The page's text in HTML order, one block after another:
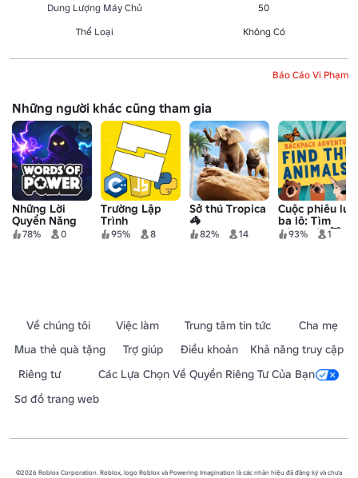
Dung Lượng Máy Chủ
50
Thể Loại
Không Có
Báo Cáo Vi Phạm
Những người khác cũng tham gia
Những Lời
Quyền Năng
78% 0
Trường Lập
Trình
95% 8
Sở thú Tropica
🦓
82% 14
Cuộc phiêu lưu
ba lô: Tìm
động vật 🐻
93% 1
Về chúng tôi Việc làm Trung tâm tin tức
Cha mẹ
Mua thẻ quà tặng
Trợ giúp Điều khoản
Khả năng truy cập
Riêng tư
Các Lựa Chọn Về Quyền Riêng Tư Của Bạn
Sơ đồ trang web
©2026 Roblox Corporation. Roblox, logo Roblox và Powering Imagination là các nhãn hiệu đã đăng ký và chưa